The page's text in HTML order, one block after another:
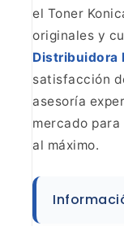
el Toner
originales y
Distribuidora
satisfacción
asesoría
mercado
al máximo.